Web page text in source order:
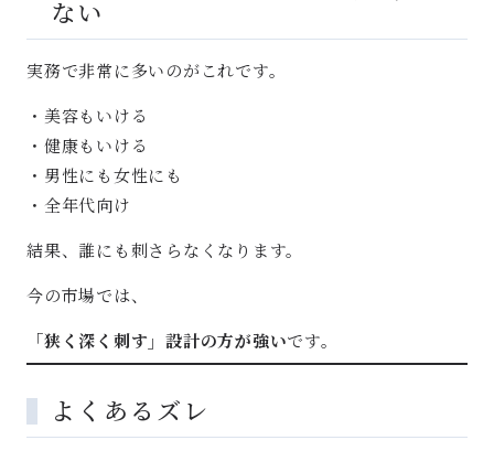
ない
実務で非常に多いのがこれです。
・美容もいける
・健康もいける
・男性にも女性にも
・全年代向け
結果、誰にも刺さらなくなります。
今の市場では、
「狭く深く刺す」設計の方が強いです。
よくあるズレ